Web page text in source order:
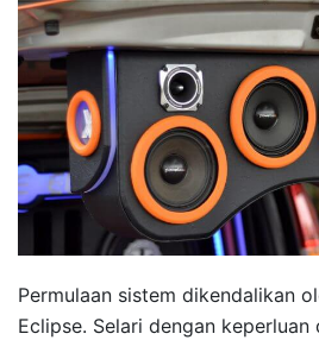
Permulaan sistem dikendalikan
Eclipse. Selari dengan keperluan